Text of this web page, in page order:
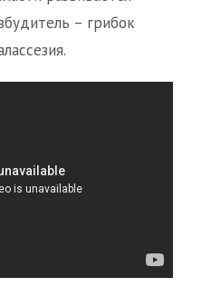
– грибок